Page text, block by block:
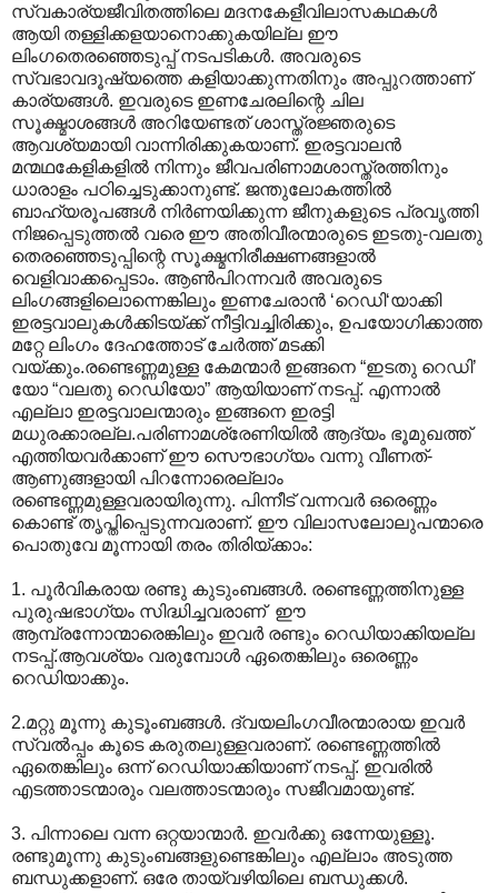
സ്വകാര്യജീവിതത്തിലെ മദനകേളീവിലാസകഥകള്‍
ആയി തള്ളിക്കളയാനൊക്കുകയില്ല ഈ
ലിംഗതെരഞ്ഞെടുപ്പ് നടപടികള്‍. അവരുടെ
സ്വഭാവദൂഷ്യത്തെ കളിയാക്കുന്നതിനും അപ്പുറത്താണ്
കാര്യങ്ങള്‍. ഇവരുടെ ഇണചേരലിന്റെ ചില
സൂക്ഷ്മാശങ്ങള്‍ അറിയേണ്ടത് ശാസ്ത്രജ്ഞരുടെ
ആവശ്യമായി വാന്നിരിക്കുകയാണ്. ഇരട്ടവാലന്‍‍
മന്മഥകേളികളില്‍ നിന്നും ജീവപരിണാമശാസ്ത്രത്തിനും
ധാരാളം പഠിച്ചെടുക്കാനുണ്ട്. ജന്തുലോകത്തില്‍
ബാഹ്യരൂപങ്ങള്‍ നിര്‍ണയിക്കുന്ന ജീനുകളുടെ പ്രവൃത്തി
നിജപ്പെടുത്തല്‍ വരെ ഈ അതിവീരന്മാരുടെ ഇടതു-വലതു
തെരഞ്ഞെടുപ്പിന്റെ സൂക്ഷ്മനിരീക്ഷണങ്ങളാല്‍
വെളിവാക്കപ്പെടാം. ആണ്‍പിറന്നവര്‍ അവരുടെ
ലിംഗങ്ങളിലൊന്നെങ്കിലും ഇണചേരാന്‍ ‘റെഡി‘യാക്കി
ഇരട്ടവാലുകള്‍ക്കിടയ്ക്ക് നീട്ടിവച്ചിരിക്കും, ഉപയോഗിക്കാത്ത
മറ്റേ ലിംഗം ദേഹത്തോട് ചേര്‍ത്ത് മടക്കി
വയ്ക്കും.രണ്ടെണ്ണമുള്ള കേമന്മാര്‍ ഇങ്ങനെ “ഇടതു റെഡി’
യോ “വലതു റെഡിയോ” ആയിയാണ് നടപ്പ്. എന്നാല്‍
എല്ലാ ഇരട്ടവാലന്മാരും ഇങ്ങനെ ഇരട്ടി
മധുരക്കാരല്ല.പരിണാമശ്രേണിയില്‍ ആദ്യം ഭൂമുഖത്ത്
എത്തിയവര്‍ക്കാണ് ഈ സൌഭാഗ്യം വന്നു വീണത്-
ആണുങ്ങളായി പിറന്നോരെല്ലാം
രണ്ടെണ്ണമുള്ളവരായിരുന്നു. പിന്നീട് വന്നവര്‍ ഒരെണ്ണം
കൊണ്ട് തൃപ്തിപ്പെടുന്നവരാണ്. ഈ വിലാസലോലുപന്മാരെ
പൊതുവേ മൂന്നായി തരം തിരിയ്ക്കാം:
1. പൂര്‍വികരായ രണ്ടു കുടുംബങ്ങള്‍. രണ്ടെണ്ണത്തിനുള്ള
പുരുഷഭാഗ്യം സിദ്ധിച്ചവരാണ് ‍ ഈ
ആമ്പ്രന്നോന്മാരെങ്കിലും ഇവര്‍ രണ്ടും റെഡിയാക്കിയല്ല
നടപ്പ്.ആവശ്യം വരുമ്പോള്‍‍ ഏതെങ്കിലും ഒരെണ്ണം
റെഡിയാക്കും.
2.മറ്റു മൂന്നു കുടൂംബങ്ങള്‍. ദ്വയലിംഗവീരന്മാരായ ഇവര്‍‍
സ്വല്‍പ്പം കൂടെ കരുതലുള്ളവരാണ്. രണ്ടെണ്ണത്തില്‍
ഏതെങ്കിലും ഒന്ന് റെഡിയാക്കിയാണ് നടപ്പ്. ഇവരില്‍‍
എടത്താടന്മാരും വലത്താടന്മാരും സജീവമായുണ്ട്.
3. പിന്നാലെ വന്ന ഒറ്റയാന്മാര്‍. ഇവര്‍ക്കു ഒന്നേയുള്ളൂ.
രണ്ടുമൂന്നു കുടുംബങ്ങളുണ്ടെങ്കിലും എല്ലാം അടുത്ത
ബന്ധുക്കളാണ്. ഒരേ തായ്‌വഴിയിലെ ബന്ധുക്കള്‍.